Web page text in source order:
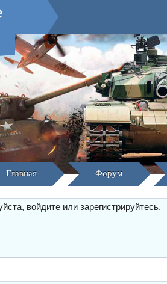
Главная Форум
войдите или зарегистрируйтесь.